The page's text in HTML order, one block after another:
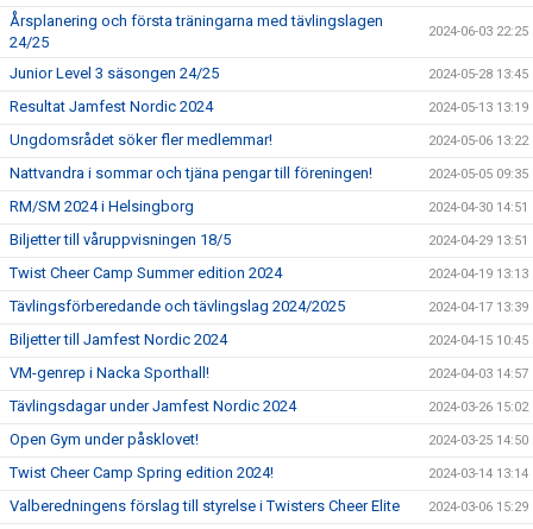
Årsplanering och första träningarna med tävlingslagen
24/25
2024-06-03 22:25
Junior Level 3 säsongen 24/25 2024-05-28 13:45
Resultat Jamfest Nordic 2024 2024-05-13 13:19
Ungdomsrådet söker fler medlemmar! 2024-05-06 13:22
Nattvandra i sommar och tjäna pengar till föreningen! 2024-05-05 09:35
RM/SM 2024 i Helsingborg 2024-04-30 14:51
Biljetter till våruppvisningen 18/5 2024-04-29 13:51
Twist Cheer Camp Summer edition 2024 2024-04-19 13:13
Tävlingsförberedande och tävlingslag 2024/2025 2024-04-17 13:39
Biljetter till Jamfest Nordic 2024 2024-04-15 10:45
VM-genrep i Nacka Sporthall! 2024-04-03 14:57
Tävlingsdagar under Jamfest Nordic 2024 2024-03-26 15:02
Open Gym under påsklovet! 2024-03-25 14:50
Twist Cheer Camp Spring edition 2024! 2024-03-14 13:14
Valberedningens förslag till styrelse i Twisters Cheer Elite 2024-03-06 15:29